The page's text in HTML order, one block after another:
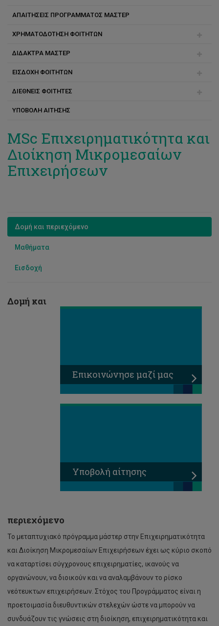
(XDMarComs)
Διάρκεια σπουδών
Ακαδημαϊκός και Ερευνητικός Σύμβουλος
Αλλαγή προγράμματος
ΑΠΑΙΤΗΣΕΙΣ ΠΡΟΓΡΑΜΜΑΤΟΣ ΜΑΣΤΕΡ
ΧΡΗΜΑΤΟΔΟΤΗΣΗ ΦΟΙΤΗΤΩΝ
Υποτροφίες κοινωνικής στήριξης για φοιτητές μάστερ
ΔΙΔΑΚΤΡΑ ΜΑΣΤΕΡ
Τρόποι πληρωμής
Συνέπειες μη πληρωμής
ΕΙΣΔΟΧΗ ΦΟΙΤΗΤΩΝ
Εγγραφή
Συχνές ερωτήσεις
ΔΙΕΘΝΕΙΣ ΦΟΙΤΗΤΕΣ
Πριν την άφιξη
ΥΠΟΒΟΛΗ ΑΙΤΗΣΗΣ
MSc Επιχειρηματικότητα και
Διοίκηση Μικρομεσαίων
Επιχειρήσεων
Δομή και περιεχόμενο
Μαθήματα
Εισδοχή
Επικοινώνησε μαζί μας
Υποβολή αίτησης
Δομή και
περιεχόμενο
Το μεταπτυχιακό πρόγραμμα μάστερ στην Επιχειρηματικότητα
και Διοίκηση Μικρομεσαίων Επιχειρήσεων έχει ως κύριο σκοπό
να καταρτίσει σύγχρονους επιχειρηματίες, ικανούς να
οργανώνουν, να διοικούν και να αναλαμβάνουν το ρίσκο
νεότευκτων επιχειρήσεων. Στόχος του Προγράμματος είναι η
προετοιμασία διευθυντικών στελεχών ώστε να μπορούν να
συνδυάζουν τις γνώσεις στη διοίκηση, επιχειρηματικότητα και